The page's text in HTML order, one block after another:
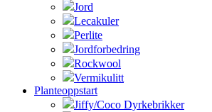
Jord
Lecakuler
Perlite
Jordforbedring
Rockwool
Vermikulitt
Planteoppstart
Jiffy/Coco Dyrkebrikker